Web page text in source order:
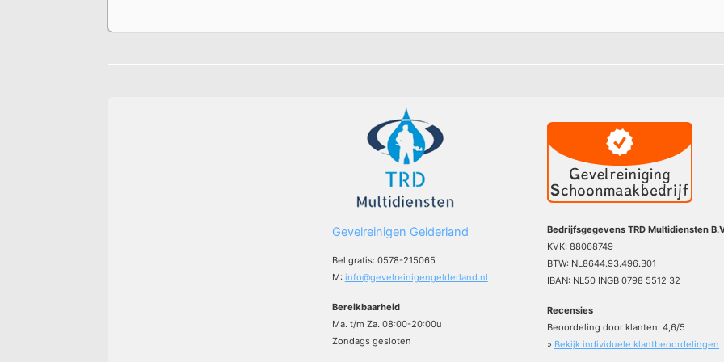
Gevelreinigen Gelderland
Bel gratis: 0578-215065
M: info@gevelreinigengelderland.nl
Bereikbaarheid
Ma. t/m Za. 08:00-20:00u
Zondags gesloten
Bedrijfsgegevens TRD Multidiensten
KVK: 88068749
BTW: NL8644.93.496.B01
IBAN: NL50 INGB 0798 5512 32
Recensies
Beoordeling door klanten: 4,6/5
» Bekijk individuele klantbeoordelingen